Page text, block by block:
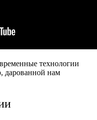
технологии
дарованной нам